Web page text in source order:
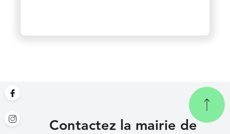
Contactez la mairie de